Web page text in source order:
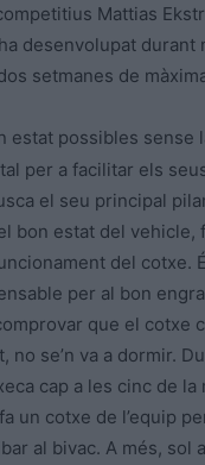
Mattias
desenvolupat
setmanes de
possibles sense
per a facilitar els
el seu principal
bon estat del
del cotxe.
per al bon
que el cotxe
se’n va a dormir.
cap a les cinc de
un cotxe de l’equip
al bivac. A més, sol